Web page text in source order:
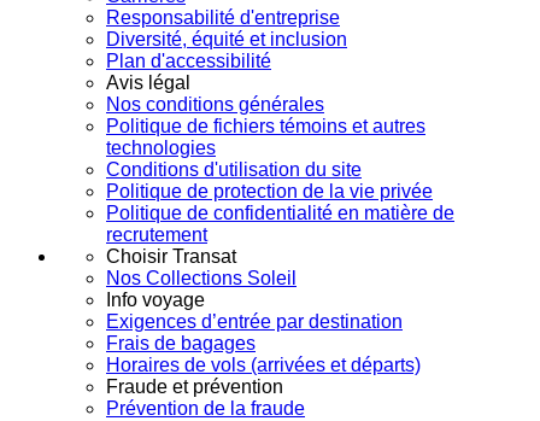
Responsabilité d'entreprise
Diversité, équité et inclusion
Plan d'accessibilité
Avis légal
Nos conditions générales
Politique de fichiers témoins et autres
technologies
Conditions d'utilisation du site
Politique de protection de la vie privée
Politique de confidentialité en matière de
recrutement
Choisir Transat
Nos Collections Soleil
Info voyage
Exigences d’entrée par destination
Frais de bagages
Horaires de vols (arrivées et départs)
Fraude et prévention
Prévention de la fraude